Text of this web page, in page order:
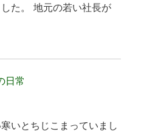
た。 地元の若い社長が
日常
いとちじこまっていまし